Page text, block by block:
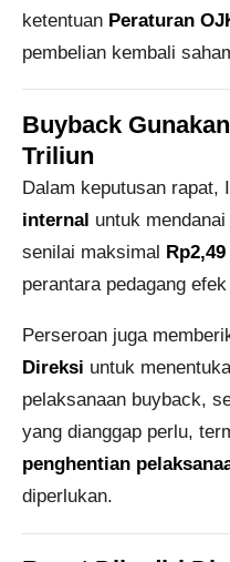
ketentuan Peraturan
pembelian kembali
Buyback
Triliun
Dalam keputusan rapat,
internal untuk
senilai maksimal
perantara pedagang
Perseroan juga
Direksi untuk
pelaksanaan buyback,
yang dianggap perlu,
penghentian
diperlukan.